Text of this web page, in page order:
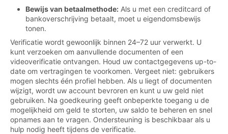
Bewijs van betaalmethode: Als u met een creditcard of
bankoverschrijving betaalt, moet u eigendomsbewijs
tonen.
Verificatie wordt gewoonlijk binnen 24–72 uur verwerkt. U
kunt verzoeken om aanvullende documenten of een
videoverificatie ontvangen. Houd uw contactgegevens up-to-
date om vertragingen te voorkomen. Vergeet niet: gebruikers
mogen slechts één profiel hebben. Als u liegt of documenten
wijzigt, wordt uw account bevroren en kunt u uw geld niet
gebruiken. Na goedkeuring geeft onbeperkte toegang u de
mogelijkheid om geld te storten, uw saldo te beheren en snel
opnames aan te vragen. Ondersteuning is beschikbaar als u
hulp nodig heeft tijdens de verificatie.